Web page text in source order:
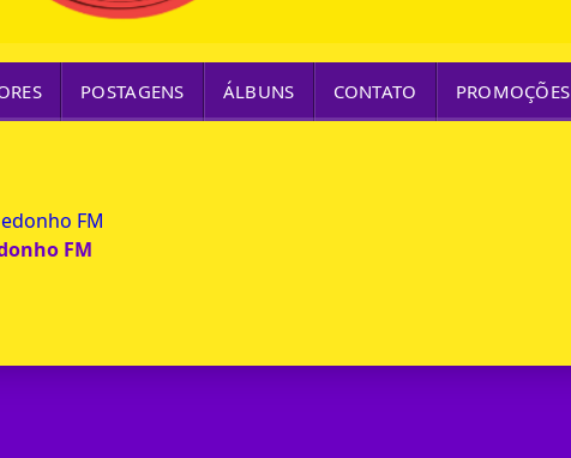
POSTAGENS ÁLBUNS CONTATO PROMOÇÕES
FM